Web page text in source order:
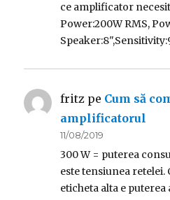
ce amplificator
Power:200W RMS,
fritz pe Cum să
amplificatorul
11/08/2019
300 W = puterea
este tensiunea retelei.
eticheta alta e